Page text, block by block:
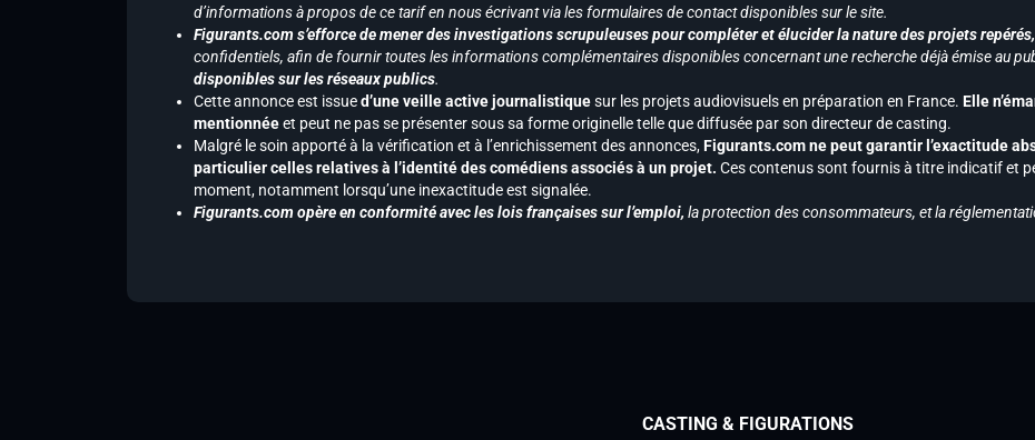
d’informations à propos de ce tarif en nous écrivant via les formulaires de contact disponibles sur le site.
Figurants.com s’efforce de mener des investigations scrupuleuses pour compléter et élucider la nature des projets repérés,
confidentiels, afin de fournir toutes les informations complémentaires disponibles concernant une recherche déjà émise au
disponibles sur les réseaux publics.
Cette annonce est issued’une veille active journalistiquesur les projets audiovisuels en préparation en France. Elle
mentionnéeet peut ne pas se présenter sous sa forme originelle telle que diffusée par son directeur de casting.
Malgré le soin apporté à la vérification et à l’enrichissement des annonces,Figurants.com ne peut garantir l’exactitude
particulier celles relatives à l’identité des comédiens associés à un projet. Ces contenus sont fournis à titre indicatif et
moment, notamment lorsqu’une inexactitude est signalée.
Figurants.com opère en conformité avec les lois françaises sur l’emploi, la protection des consommateurs, et la
CASTING & FIGURATIONS